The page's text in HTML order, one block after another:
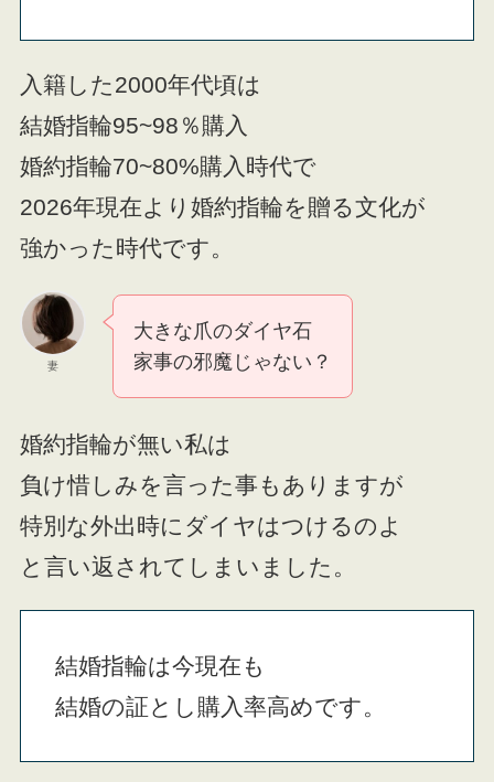
入籍した2000年代頃は
結婚指輪95~98％購入
婚約指輪70~80%購入時代で
2026年現在より婚約指輪を贈る文化が
強かった時代です。
妻
大きな爪のダイヤ石
家事の邪魔じゃない？
婚約指輪が無い私は
負け惜しみを言った事もありますが
特別な外出時にダイヤはつけるのよ
と言い返されてしまいました。
結婚指輪は今現在も
結婚の証とし購入率高めです。